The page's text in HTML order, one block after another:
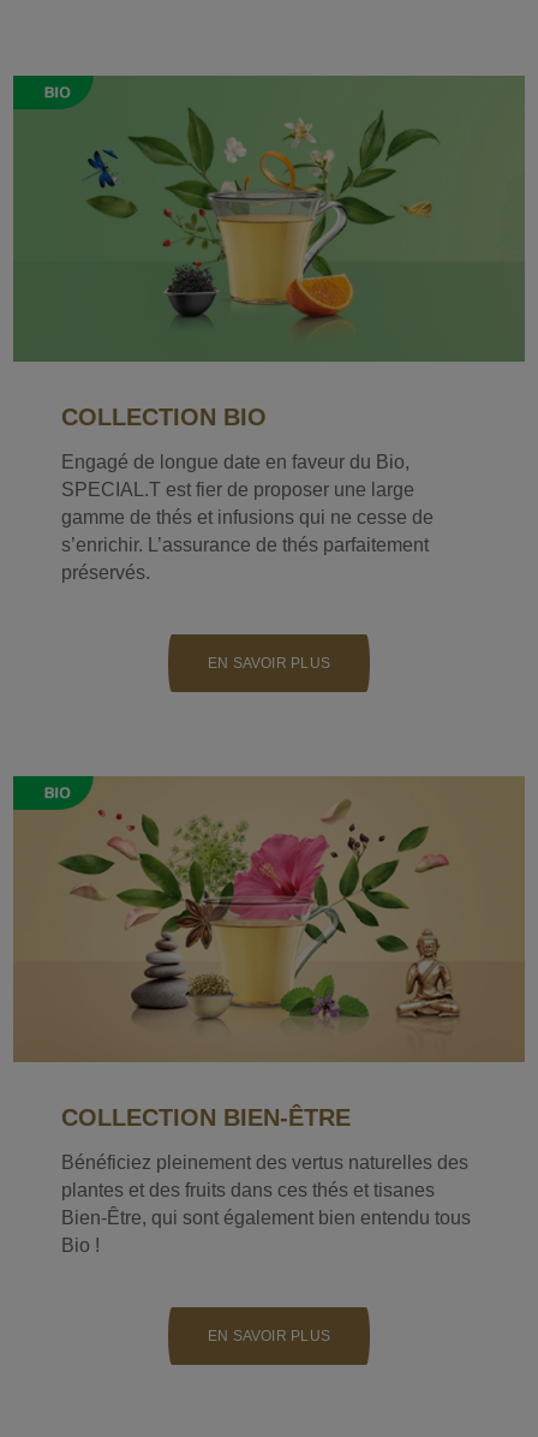
COLLECTION BIO
Engagé de longue date en faveur du Bio,
SPECIAL.T est fier de proposer une large
gamme de thés et infusions qui ne cesse de
s’enrichir. L’assurance de thés parfaitement
préservés.
EN SAVOIR PLUS
COLLECTION BIEN-ÊTRE
Bénéficiez pleinement des vertus naturelles des
plantes et des fruits dans ces thés et tisanes
Bien-Être, qui sont également bien entendu tous
Bio !
EN SAVOIR PLUS